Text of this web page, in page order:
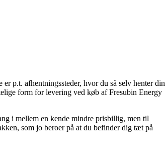
p.t. afhentningssteder, hvor du så selv henter din
form for levering ved køb af Fresubin Energy
i mellem en kende mindre prisbillig, men til
som jo beroer på at du befinder dig tæt på